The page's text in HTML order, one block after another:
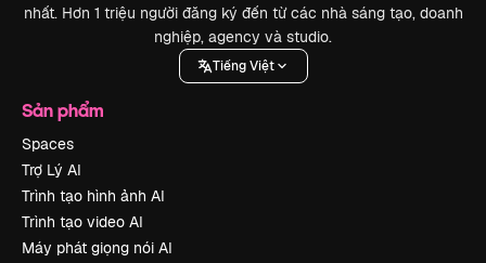
nhất. Hơn 1 triệu người đăng ký đến từ các nhà sáng tạo, doanh
nghiệp, agency và studio.
Tiếng Việt
Sản phẩm
Spaces
Trợ Lý AI
Trình tạo hình ảnh AI
Trình tạo video AI
Máy phát giọng nói AI